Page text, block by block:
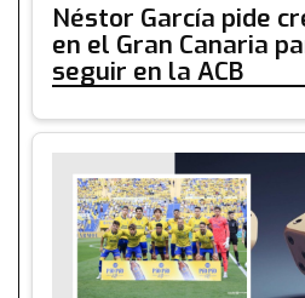
Néstor García pide
en el Gran Canaria
seguir en la ACB